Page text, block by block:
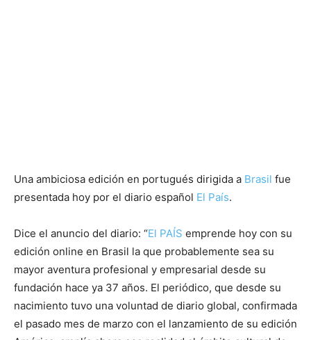
Una ambiciosa edición en portugués dirigida a Brasil fue
presentada hoy por el diario español El País.
Dice el anuncio del diario: “El PAÍS emprende hoy con su
edición online en Brasil la que probablemente sea su
mayor aventura profesional y empresarial desde su
fundación hace ya 37 años. El periódico, que desde su
nacimiento tuvo una voluntad de diario global, confirmada
el pasado mes de marzo con el lanzamiento de su edición